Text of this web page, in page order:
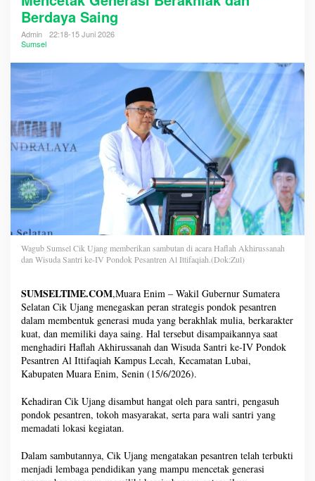
Berdaya Saing
Admin
22:18-15 Juni 2026
Sumsel
Wagub Sumsel Cik Ujang memberikan sambutan di acara Haflah Akhirussanah
dan Wisuda Santri ke-IV Pondok Pesantren Al Ittifaqiah.(Dok:Zul)
SUMSELTIME.COM,Muara Enim – Wakil Gubernur Sumatera
Selatan Cik Ujang menegaskan peran strategis pondok pesantren
dalam membentuk generasi muda yang berakhlak mulia, berkarakter
kuat, dan memiliki daya saing. Hal tersebut disampaikannya saat
menghadiri Haflah Akhirussanah dan Wisuda Santri ke-IV Pondok
Pesantren Al Ittifaqiah Kampus Lecah, Kecamatan Lubai,
Kabupaten Muara Enim, Senin (15/6/2026).
Kehadiran Cik Ujang disambut hangat oleh para santri, pengasuh
pondok pesantren, tokoh masyarakat, serta para wali santri yang
memadati lokasi kegiatan.
Dalam sambutannya, Cik Ujang mengatakan pesantren telah terbukti
menjadi lembaga pendidikan yang mampu mencetak generasi